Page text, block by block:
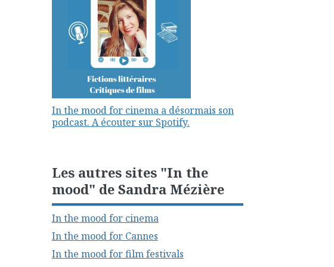
In the mood for cinema a désormais son
podcast. A écouter sur Spotify.
Les autres sites "In the
mood" de Sandra Mézière
In the mood for cinema
In the mood for Cannes
In the mood for film festivals